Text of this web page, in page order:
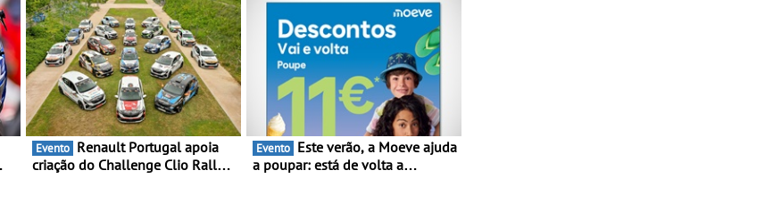
reduzem tempo de imobilização
das viaturas
Evento
criação do Challenge Clio Rally5
Evento
a poupar: está de volta a